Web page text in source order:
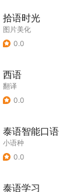
拾语时光
图片美化
0.0
西语
翻译
0.0
泰语智能口语
小语种
0.0
泰语学习